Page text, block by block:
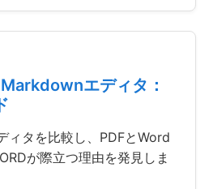
エディタ：
ィタを比較し、PDFとWord
が際立つ理由を発見しま